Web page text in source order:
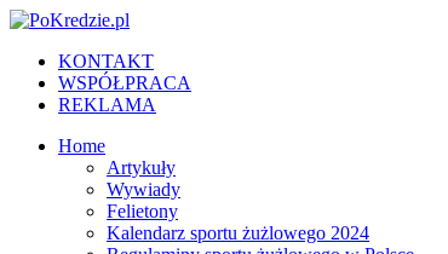
KONTAKT
WSPÓŁPRACA
REKLAMA
Home
Artykuły
Wywiady
Felietony
Kalendarz sportu żużlowego 2024